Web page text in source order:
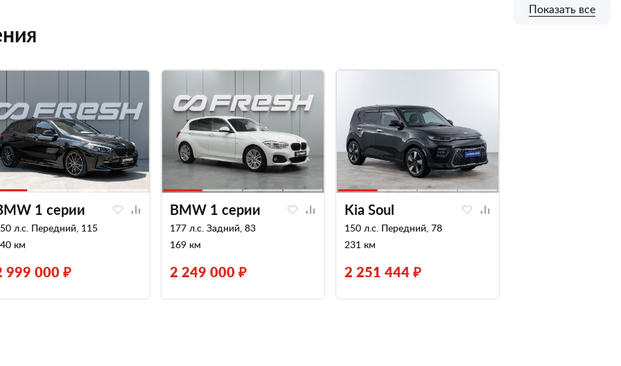
1 серии
л.с. Передний, 115
км
999 000 ₽
BMW 1 серии
177 л.с. Задний, 83
169 км
2 249 000 ₽
Kia Soul
150 л.с. Передний, 78
231 км
2 251 444 ₽
Показать все